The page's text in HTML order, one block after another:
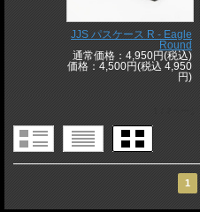
JJS パスケース R - Eagle
Round
通常価格：4,950円(税込)
価格：4,500円(税込 4,950
円)
1